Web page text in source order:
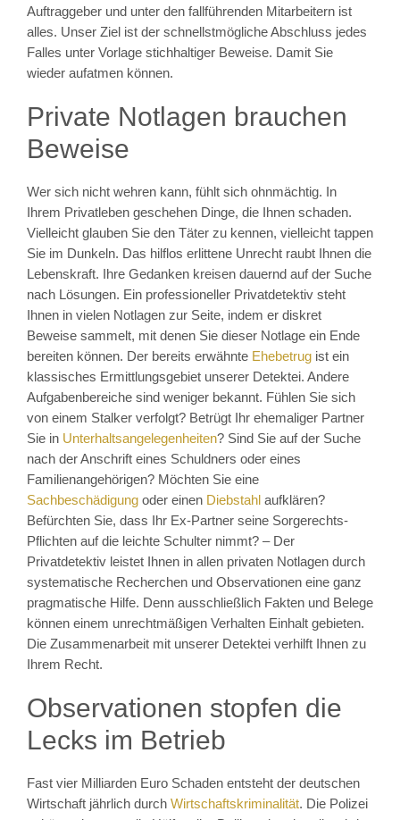
Auftraggeber und unter den fallführenden Mitarbeitern ist
alles. Unser Ziel ist der schnellstmögliche Abschluss jedes
Falles unter Vorlage stichhaltiger Beweise. Damit Sie
wieder aufatmen können.
Private Notlagen brauchen
Beweise
Wer sich nicht wehren kann, fühlt sich ohnmächtig. In
Ihrem Privatleben geschehen Dinge, die Ihnen schaden.
Vielleicht glauben Sie den Täter zu kennen, vielleicht tappen
Sie im Dunkeln. Das hilflos erlittene Unrecht raubt Ihnen die
Lebenskraft. Ihre Gedanken kreisen dauernd auf der Suche
nach Lösungen. Ein professioneller Privatdetektiv steht
Ihnen in vielen Notlagen zur Seite, indem er diskret
Beweise sammelt, mit denen Sie dieser Notlage ein Ende
bereiten können. Der bereits erwähnte Ehebetrug ist ein
klassisches Ermittlungsgebiet unserer Detektei. Andere
Aufgabenbereiche sind weniger bekannt. Fühlen Sie sich
von einem Stalker verfolgt? Betrügt Ihr ehemaliger Partner
Sie in Unterhaltsangelegenheiten? Sind Sie auf der Suche
nach der Anschrift eines Schuldners oder eines
Familienangehörigen? Möchten Sie eine
Sachbeschädigung oder einen Diebstahl aufklären?
Befürchten Sie, dass Ihr Ex-Partner seine Sorgerechts-
Pflichten auf die leichte Schulter nimmt? – Der
Privatdetektiv leistet Ihnen in allen privaten Notlagen durch
systematische Recherchen und Observationen eine ganz
pragmatische Hilfe. Denn ausschließlich Fakten und Belege
können einem unrechtmäßigen Verhalten Einhalt gebieten.
Die Zusammenarbeit mit unserer Detektei verhilft Ihnen zu
Ihrem Recht.
Observationen stopfen die
Lecks im Betrieb
Fast vier Milliarden Euro Schaden entsteht der deutschen
Wirtschaft jährlich durch Wirtschaftskriminalität. Die Polizei